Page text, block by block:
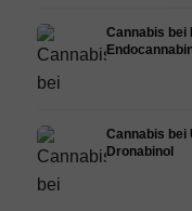
Cannabis bei
Cannabis bei
Dronabinol